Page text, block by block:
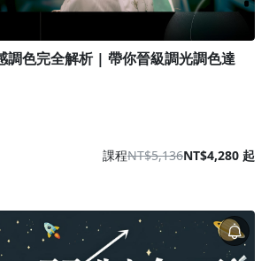
色完全解析 | 帶你晉級調光調色達
課程NT$5,136NT$4,280 起